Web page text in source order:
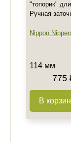
"топорик"
Ручная
Nippon
114 мм
775
В
Не